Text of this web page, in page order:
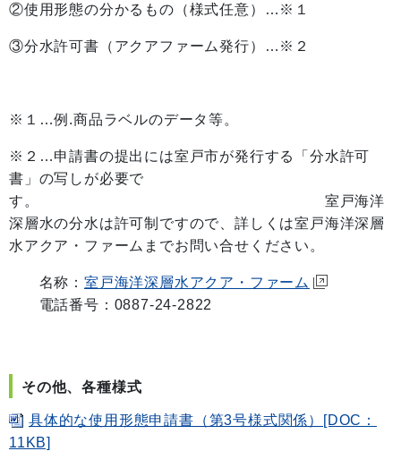
②使用形態の分かるもの（様式任意）…※１
③分水許可書（アクアファーム発行）…※２
※１…例.商品ラベルのデータ等。
※２…申請書の提出には室戸市が発行する「分水許可
書」の写しが必要で
す。 室戸海洋
深層水の分水は許可制ですので、詳しくは室戸海洋深層
水アクア・ファームまでお問い合せください。
名称： 室戸海洋深層水アクア・ファーム
電話番号：0887-24-2822
その他、各種様式
具体的な使用形態申請書（第3号様式関係）[DOC：
11KB]